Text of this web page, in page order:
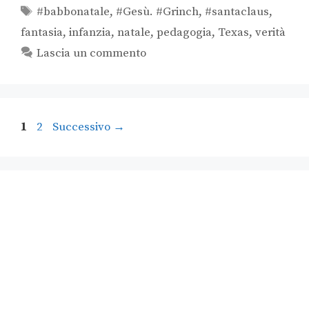
#babbonatale, #Gesù. #Grinch, #santaclaus,
fantasia, infanzia, natale, pedagogia, Texas, verità
Lascia un commento
1 2 Successivo →